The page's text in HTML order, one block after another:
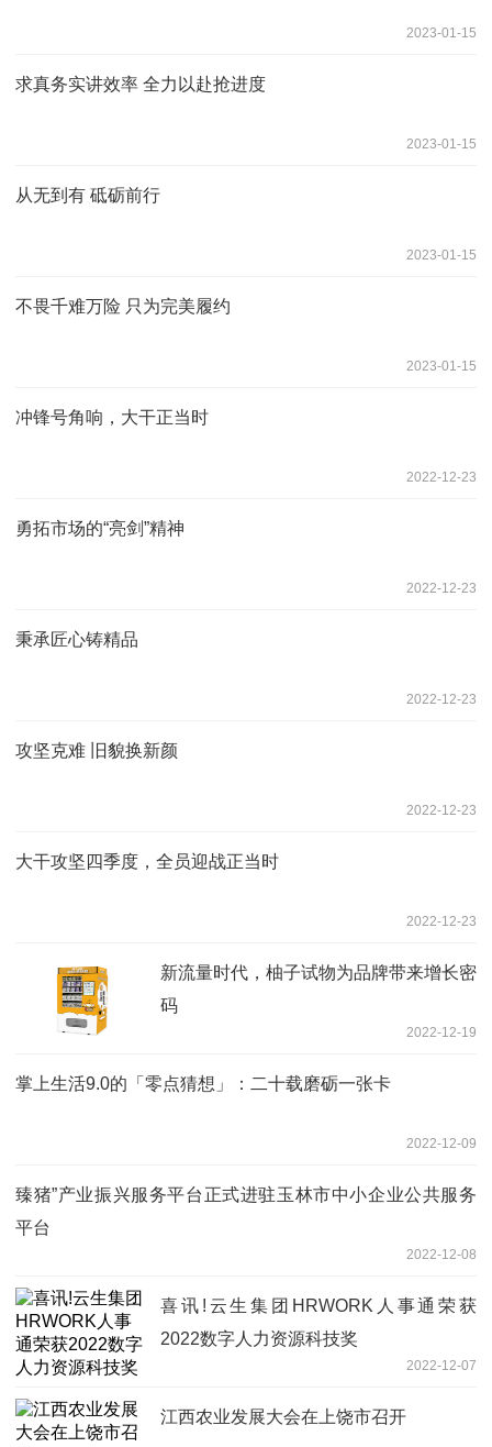
2023-01-15
求真务实讲效率 全力以赴抢进度
2023-01-15
从无到有 砥砺前行
2023-01-15
不畏千难万险 只为完美履约
2023-01-15
冲锋号角响，大干正当时
2022-12-23
勇拓市场的“亮剑”精神
2022-12-23
秉承匠心铸精品
2022-12-23
攻坚克难 旧貌换新颜
2022-12-23
大干攻坚四季度，全员迎战正当时
2022-12-23
新流量时代，柚子试物为品牌带来增长密
码
2022-12-19
掌上生活9.0的「零点猜想」：二十载磨砺一张卡
2022-12-09
臻猪”产业振兴服务平台正式进驻玉林市中小企业公共服务
平台
2022-12-08
喜讯!云生集团HRWORK人事通荣获
2022数字人力资源科技奖
2022-12-07
江西农业发展大会在上饶市召开